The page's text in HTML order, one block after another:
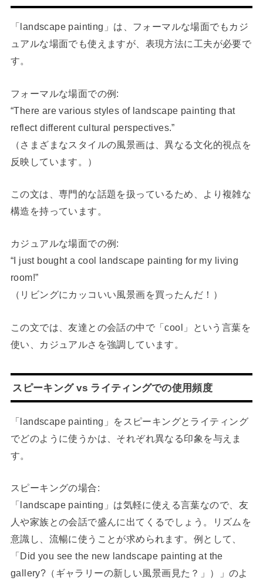
「landscape painting」は、フォーマルな場面でもカジ
ュアルな場面でも使えますが、表現方法に工夫が必要で
す。
フォーマルな場面での例:
“There are various styles of landscape painting that
reflect different cultural perspectives.”
（さまざまなスタイルの風景画は、異なる文化的視点を
反映しています。）
この文は、専門的な話題を扱っているため、より複雑な
構造を持っています。
カジュアルな場面での例:
“I just bought a cool landscape painting for my living
room!”
（リビングにカッコいい風景画を買ったんだ！）
この文では、友達との会話の中で「cool」という言葉を
使い、カジュアルさを強調しています。
スピーキング vs ライティングでの使用頻度
「landscape painting」をスピーキングとライティング
でどのように使うかは、それぞれ異なる印象を与えま
す。
スピーキングの場合:
「landscape painting」は気軽に使える言葉なので、友
人や家族との会話で盛んに出てくるでしょう。リズムを
意識し、流暢に使うことが求められます。例として、
「Did you see the new landscape painting at the
gallery?（ギャラリーの新しい風景画見た？」）」のよ